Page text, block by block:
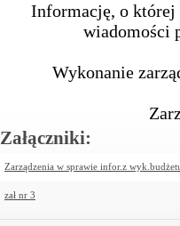
Informację, o której
wiadomości
Wykonanie
Załączniki:
Zarządzenia w sprawie infor.z
zał nr 3